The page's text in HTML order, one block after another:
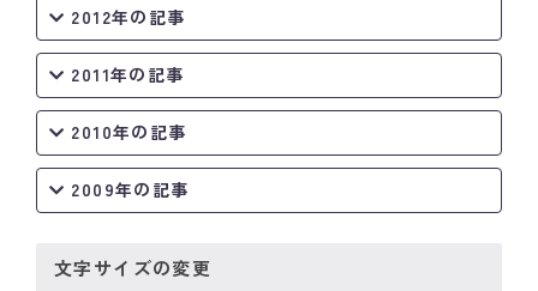
2012年の記事
2011年の記事
2010年の記事
2009年の記事
文字サイズの変更